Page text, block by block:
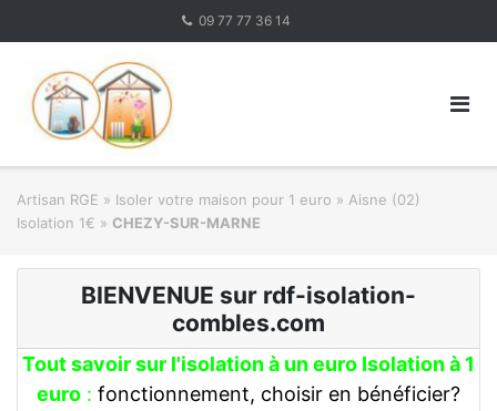
09 77 77 36 14
Artisan RGE » Isoler votre maison pour 1 euro » Aisne (02)
Isolation 1€ » CHEZY-SUR-MARNE
BIENVENUE sur rdf-isolation-
combles.com
Tout savoir sur l'isolation à un euro Isolation à 1
euro : fonctionnement, choisir en bénéficier?